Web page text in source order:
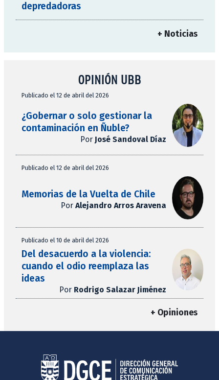
depredadoras
+ Noticias
OPINIÓN UBB
Publicado el 12 de abril del 2026
¿Gobernar o solo gestionar la
contaminación en Ñuble?
Por José Sandoval Díaz
Publicado el 12 de abril del 2026
Memorias de la Vuelta de Chile
Por Alejandro Arros Aravena
Publicado el 10 de abril del 2026
Del desacuerdo a la violencia:
cuando el odio reemplaza las
ideas
Por Rodrigo Salazar Jiménez
+ Opiniones